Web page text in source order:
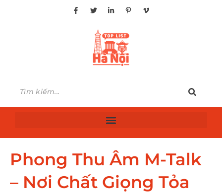
Phong Thu Âm M-Talk
– Nơi Chất Giọng Tỏa